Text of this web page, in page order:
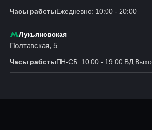
Часы работыЕжедневно: 10:00 - 20:00
Лукьяновская
Полтавская, 5
Часы работыПН-СБ: 10:00 - 19:00 ВД